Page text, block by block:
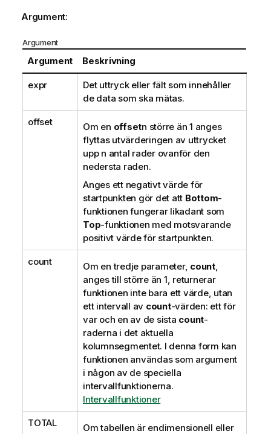
Argument:
Argument
Argument Beskrivning
expr
Det uttryck eller fält som innehåller
de data som ska mätas.
offset Om en offsetn större än 1 anges
flyttas utvärderingen av uttrycket
upp n antal rader ovanför den
nedersta raden.
Anges ett negativt värde för
startpunkten gör det att Bottom-
funktionen fungerar likadant som
Top-funktionen med motsvarande
positivt värde för startpunkten.
count Om en tredje parameter, count,
anges till större än 1, returnerar
funktionen inte bara ett värde, utan
ett intervall av count-värden: ett för
var och en av de sista count-
raderna i det aktuella
kolumnsegmentet. I denna form kan
funktionen användas som argument
i någon av de speciella
intervallfunktionerna.
Intervallfunktioner
TOTAL
Om tabellen är endimensionell eller